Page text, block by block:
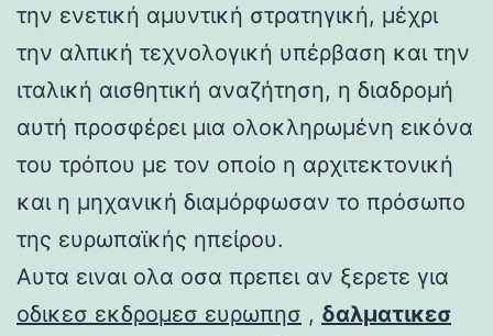
την ενετική αμυντική στρατηγική, μέχρι
την αλπική τεχνολογική υπέρβαση και την
ιταλική αισθητική αναζήτηση, η διαδρομή
αυτή προσφέρει μια ολοκληρωμένη εικόνα
του τρόπου με τον οποίο η αρχιτεκτονική
και η μηχανική διαμόρφωσαν το πρόσωπο
της ευρωπαϊκής ηπείρου.
Αυτα ειναι ολα οσα πρεπει αν ξερετε για
οδικεσ εκδρομεσ ευρωπησ , δαλματικεσ